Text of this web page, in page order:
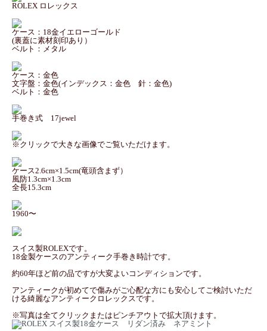
ROLEX ロレックス
ケース：18金イエローゴールド
(裏蓋に素材刻印あり）
ベルト：メタル
ケース：金色
文字盤：金色(インデックス：金色 針：金色)
ベルト：金色
手巻き式 17jewel
※クリックで大きな画像でご覧いただけます。
ケース2.6cm×1.5cm(竜頭含まず）
風防1.3cm×1.3cm
全長15.3cm
1960〜
スイス製ROLEXです。
18金製ケースのアンティーク手巻き時計です。
約60年ほど前の品ですが大変よいコンディションです。
アンティークが初めてで傷みがご心配な方にも安心してご検討いただ
ける綺麗なアンティークロレックスです。
※写真は全てクリックまたはピンチアウトで拡大頂けます。